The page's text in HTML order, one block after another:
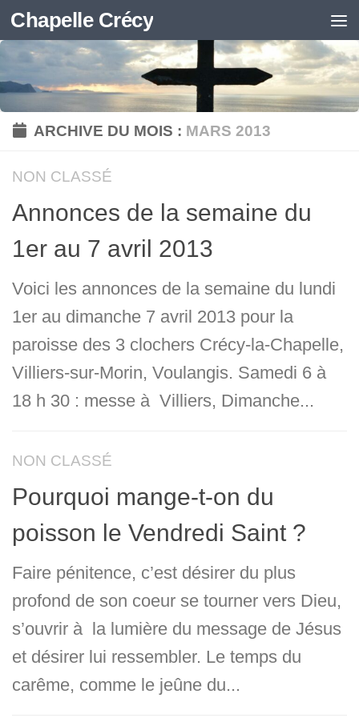
Skip to content
Chapelle Crécy
ARCHIVE DU MOIS : MARS 2013
NON CLASSÉ
Annonces de la semaine du
1er au 7 avril 2013
Voici les annonces de la semaine du lundi
1er au dimanche 7 avril 2013 pour la
paroisse des 3 clochers Crécy-la-Chapelle,
Villiers-sur-Morin, Voulangis. Samedi 6 à
18 h 30 : messe à Villiers, Dimanche...
NON CLASSÉ
Pourquoi mange-t-on du
poisson le Vendredi Saint ?
Faire pénitence, c’est désirer du plus
profond de son coeur se tourner vers Dieu,
s’ouvrir à la lumière du message de Jésus
et désirer lui ressembler. Le temps du
carême, comme le jeûne du...